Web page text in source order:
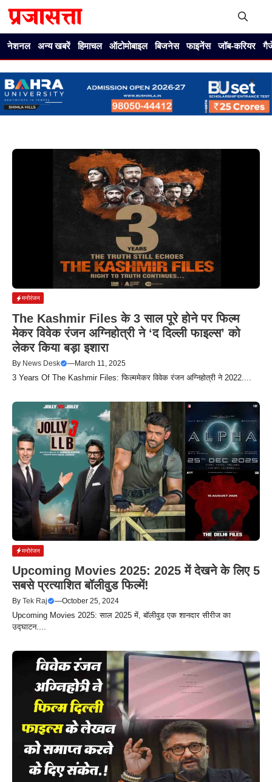
नेशनल अन्य खबरें हिमाचल ऑटोमोबाइल बिजनेस फाइनेंस जॉब-करियर
मनोरंजन
The Kashmir Files के 3 साल पूरे होने पर फिल्म
मेकर विवेक रंजन अग्निहोत्री ने ‘द दिल्ली फाइल्स’ को
लेकर किया बड़ा इशारा
By News Desk —March 11, 2025
3 Years Of The Kashmir Files: फिल्ममेकर विवेक रंजन अग्निहोत्री ने 2022....
मनोरंजन
Upcoming Movies 2025: 2025 में देखने के लिए 5
सबसे प्रत्याशित बॉलीवुड फिल्में!
By Tek Raj —October 25, 2024
Upcoming Movies 2025: साल 2025 में, बॉलीवुड एक शानदार सीरीज का
उद्घाटन....